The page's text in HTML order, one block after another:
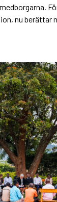
nu berättar